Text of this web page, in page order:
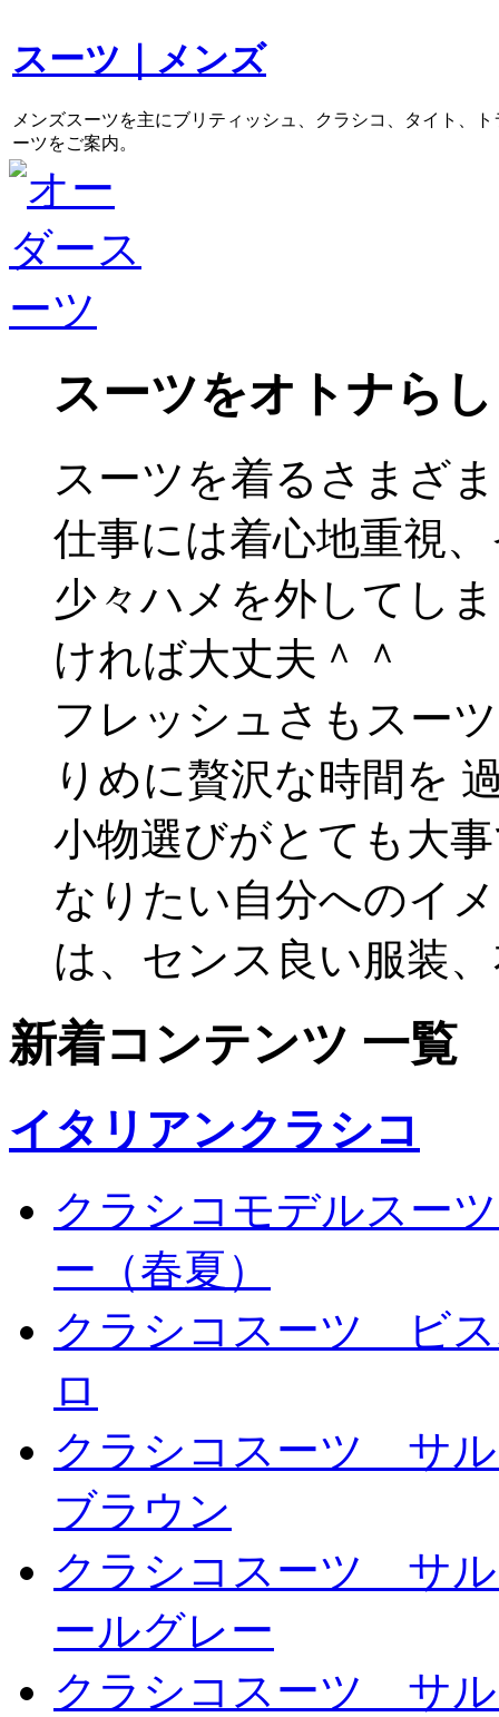
スーツ｜メンズ
メンズスーツを主にブリティッシュ、クラシコ、タイト、
ーツをご案内。
スーツをオトナら
スーツを着るさまざ
仕事には着心地重視
少々ハメを外してし
ければ大丈夫＾＾
フレッシュさもスー
りめに贅沢な時間を
小物選びがとても大
なりたい自分へのイ
は、センス良い服装
新着コンテンツ 一覧
イタリアンクラシコ
クラシコモデルス
ー（春夏）
クラシコスーツ ビ
ロ
クラシコスーツ サ
ブラウン
クラシコスーツ サ
ールグレー
クラシコスーツ サ